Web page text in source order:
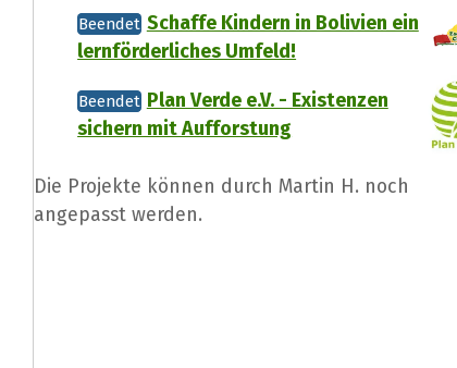
Beendet Schaffe Kindern in Bolivien ein
lernförderliches Umfeld!
Beendet Plan Verde e.V. - Existenzen
sichern mit Aufforstung
Die Projekte können durch Martin H. noch
angepasst werden.